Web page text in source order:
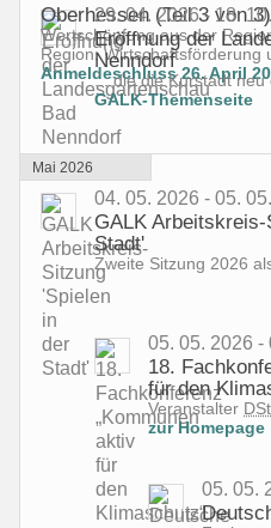
Oberhessen (Teil 3 von 3)
Wertschöpfung aus der
Region: Wirtschaftsförderung
Anmeldeschluss 26. April
29. 04. 2026 - 18.
Eröffnung der
Nenndorf
... diedie Kurstadtneu
GALK-Themenseite
Mai 2026
04. 05. 2026 - 05.
GALK
Stadt'
Zweite Sitzung 2026
05. 05. 2026 -
18.
für den
Veranstalter
zur Homepage
05. 05.